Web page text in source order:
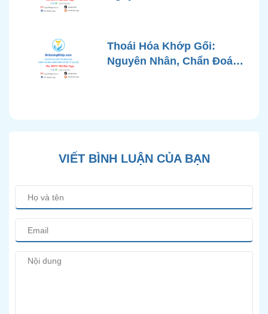
Chuẩn Y Khoa
Thoái Hóa Khớp Gối:
Nguyên Nhân, Chẩn Đoán
VIẾT BÌNH LUẬN CỦA BẠN